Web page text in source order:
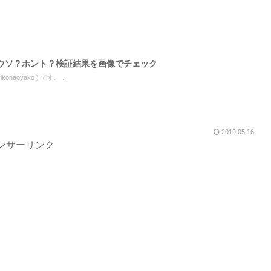
ソ？ホント？検証結果を画像でチェック
) です。 ...
2019.05.16
サーリンク